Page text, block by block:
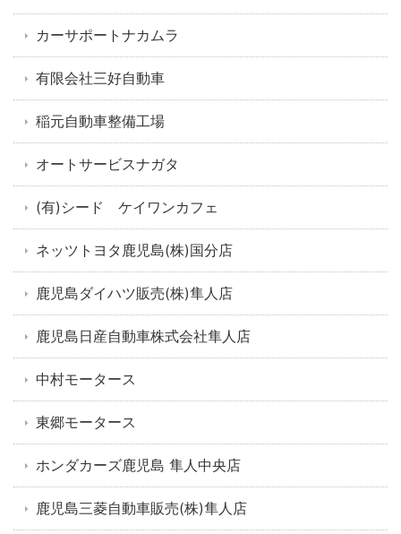
カーサポートナカムラ
有限会社三好自動車
稲元自動車整備工場
オートサービスナガタ
(有)シード ケイワンカフェ
ネッツトヨタ鹿児島(株)国分店
鹿児島ダイハツ販売(株)隼人店
鹿児島日産自動車株式会社隼人店
中村モータース
東郷モータース
ホンダカーズ鹿児島 隼人中央店
鹿児島三菱自動車販売(株)隼人店